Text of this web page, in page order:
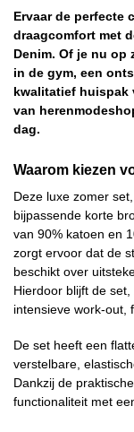
Ervaar de perfecte
draagcomfort met
Denim. Of je nu
in de gym, een
kwalitatief huispak
van
dag.
Waarom kiezen
Deze luxe zomer
bijpassende korte
van 90% katoen en
zorgt ervoor dat de
beschikt over
Hierdoor blijft de
intensieve work-out,
De set heeft een
verstelbare,
Dankzij de
functionaliteit met